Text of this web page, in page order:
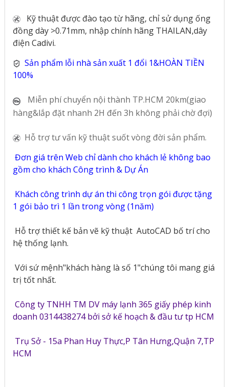
Kỹ thuật được đào tạo từ hãng, chỉ sử dụng ống
đồng dày >0.71mm, nhập chính hãng THAILAN,dây
điện Cadivi.
Sản phẩm lỗi nhà sản xuất 1 đổi 1&HOÀN TIỀN
100%
Miễn phí chuyển nội thành TP.HCM 20km(giao
hàng&lắp đặt nhanh 2H đến 3h không phải chờ đợi)
Hỗ trợ tư vấn kỹ thuật suốt vòng đời sản phẩm.
Đơn giá trên Web chỉ dành cho khách lẻ không bao
gồm cho khách Công trình & Dự Án
Khách công trình dự án thi công trọn gói được tặng
1 gói bảo trì 1 lần trong vòng (1năm)
Hỗ trợ thiết kế bản vẽ kỹ thuật AutoCAD bố trí cho
hệ thống lạnh.
Với sứ mệnh"khách hàng là số 1"chúng tôi mang giá
trị tốt nhất.
Công ty TNHH TM DV máy lạnh 365 giấy phép kinh
doanh 0314438274 bởi sở kế hoạch & đầu tư tp HCM
Trụ Sở - 15a Phan Huy Thực,P Tân Hưng,Quận 7,TP
HCM